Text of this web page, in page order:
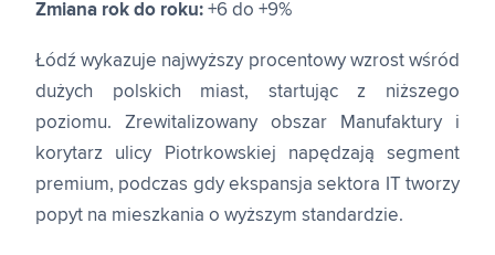
Zmiana rok do roku: +6 do +9%
Łódź wykazuje najwyższy procentowy wzrost wśród
dużych polskich miast, startując z niższego
poziomu. Zrewitalizowany obszar Manufaktury i
korytarz ulicy Piotrkowskiej napędzają segment
premium, podczas gdy ekspansja sektora IT tworzy
popyt na mieszkania o wyższym standardzie.